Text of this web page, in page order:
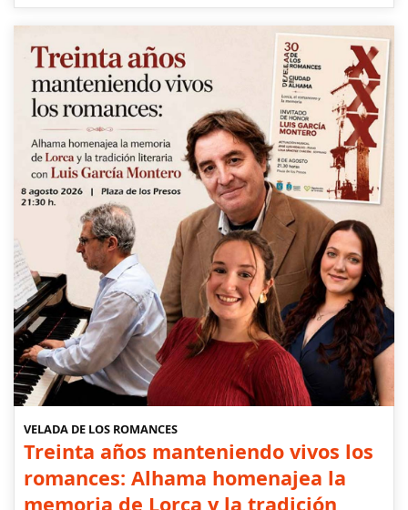
VELADA DE LOS ROMANCES
Treinta años manteniendo vivos los
romances: Alhama homenajea la
memoria de Lorca y la tradición